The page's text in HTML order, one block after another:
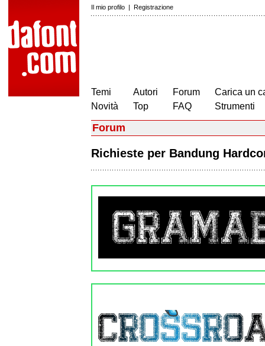
Il mio profilo | Registrazione
Temi
Novità
Autori
Top
Forum
FAQ
Carica un
Strumenti
Forum
Richieste per Bandung